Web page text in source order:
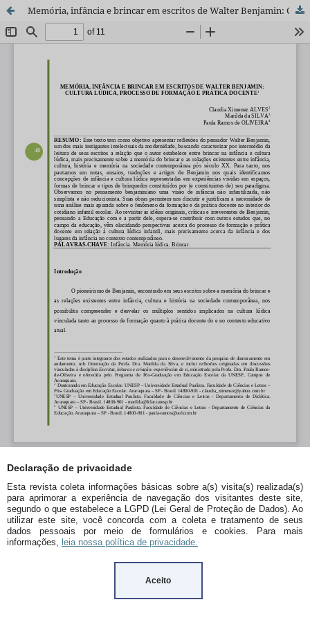
Declaração de privacidade
Esta revista coleta informações básicas sobre a(s) visita(s) realizada(s)
para aprimorar a experiência de navegação dos visitantes deste site,
segundo o que estabelece a LGPD (Lei Geral de Proteção de Dados). Ao
utilizar este site, você concorda com a coleta e tratamento de seus
dados pessoais por meio de formulários e cookies. Para mais
informações, leia nossa política de privacidade.
Aceito
Memória, infância e brincar em escritos de Walter Benjamin: Cultura lúdica, processo de formação e prática docente